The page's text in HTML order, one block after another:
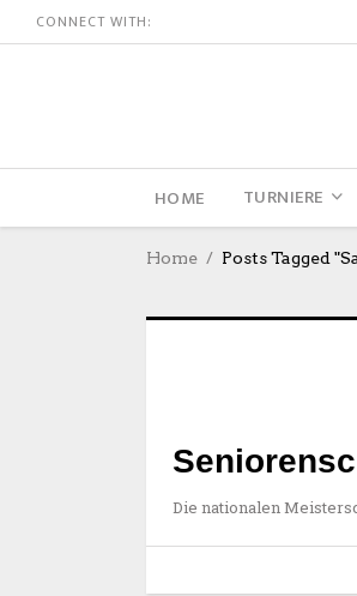
CONNECT WITH:
HOME TURNIERE
Home Posts Tagged
Die nationalen